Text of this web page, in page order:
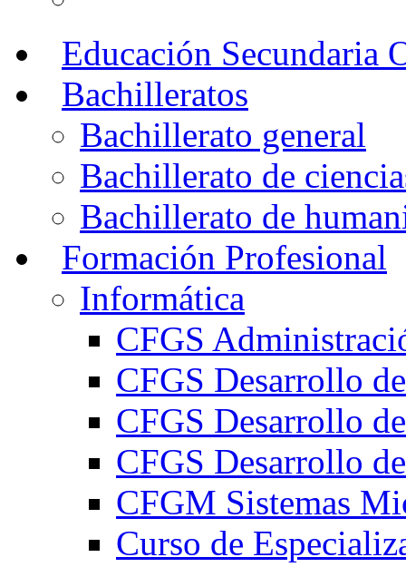
Educación Secundaria
Bachilleratos
Bachillerato general
Bachillerato de
Bachillerato de
Formación Profesional
Informática
CFGS
CFGS Desarrollo
CFGS Desarrollo
CFGS Desarrollo
CFGM Sistemas
Curso de